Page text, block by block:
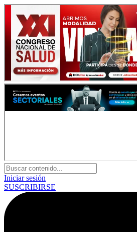
Iniciar sesión
SUSCRIBIRSE